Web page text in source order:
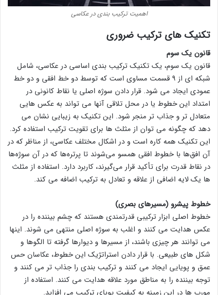
اهمیت ترکیب بندی در عکاسی
تکنیک های ترکیب ضروری
قانون یک سوم
قانون یک سوم، یک تکنیک ترکیب بندی اساسی در عکاسی، شامل
شبکه ای از ۹ قسمت مساوی است که توسط دو خط افقی و دو خط
عمودی ایجاد می شود. قرار دادن سوژه اصلی یا نقاط کانونی در
امتداد این خطوط یا در محل تلاقی آنها می تواند به عکس هایی
متعادل تر و جذاب تر منجر شود. این تکنیک به زیبایی نشان می
دهد که چگونه می توان از مثلث ها برای تقویت ترکیب استفاده کرد.
این تکنیک همه کاره است و در اشکال مختلف عکاسی، از مناظر که در
آن افق‌ها با خطوط افقی همسو می‌شوند تا پرتره‌ها که در آن سوژه‌ها
در نقاط قدرت برای تأکید قرار می‌گیرند، کاربرد دارد. استفاده از مثلث
ها یک لایه اضافی از علاقه و تعادل به ترکیب اضافه می کند.
خطوط پیشرو (مسیرهای بصری)
خطوط اصلی ابزار ترکیبی قدرتمندی هستند که چشم بیننده را در
عکس هدایت می کنند و اغلب به سوژه اصلی منتهی می شوند. اینها
می توانند هر چیزی باشند، از مسیرها و دیوارها گرفته تا الگوها و
شکل های طبیعی. با قرار دادن استراتژیک این خطوط، عکاسان حس
عمق و پویایی ایجاد می کنند و ترکیب بندی را جذاب تر می کنند و
توجه بیننده را به مناطق مورد علاقه هدایت می کنند. استفاده از